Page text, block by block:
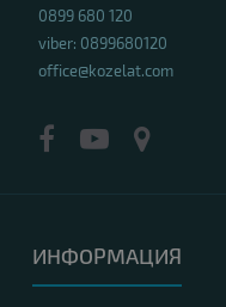
0899 680 120
viber: 0899680120
office@kozelat.com
ИНФОРМАЦИЯ